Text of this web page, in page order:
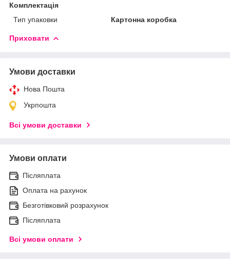
Комплектація
Тип упаковки
Картонна коробка
Приховати
Умови доставки
Нова Пошта
Укрпошта
Всі умови доставки
Умови оплати
Післяплата
Оплата на рахунок
Безготівковий розрахунок
Післяплата
Всі умови оплати